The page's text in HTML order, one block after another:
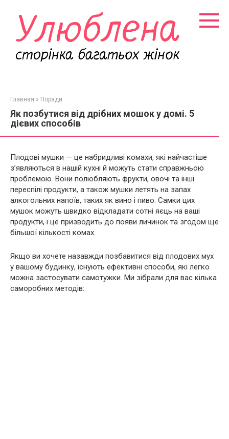
контенту
Главная » Поради
Як позбутися від дрібних мошок у домі. 5
дієвих способів
Плодові мушки — це набридливі комахи, які найчастіше
з’являються в нашій кухні й можуть стати справжньою
проблемою. Вони полюбляють фрукти, овочі та інші
переспілі продукти, а також мушки летять на запах
алкогольних напоїв, таких як вино і пиво. Самки цих
мушок можуть швидко відкладати сотні яєць на ваші
продукти, і це призводить до появи личинок та згодом ще
більшої кількості комах.
Якщо ви хочете назавжди позбавитися від плодових мух
у вашому будинку, існують ефективні способи, які легко
можна застосувати самотужки. Ми зібрали для вас кілька
саморобних методів: